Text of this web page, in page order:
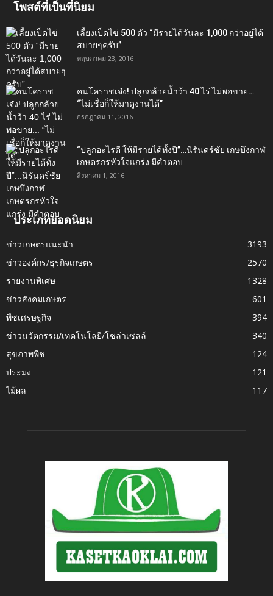
โพสต์ที่เป็นที่นิยม
เลี้ยงเป็ดไข่ 500 ตัว “มีรายได้วันละ 1,000 กว่าอยู่ได้
สบายๆครับ”
พฤษภาคม 23, 2016
คนโคราชเจ๋ง! ปลูกกล้วยน้ำว้า 40 ไร่ ไม่พอขาย…
“ไม่เชื่อก็ให้มาดูงานได้”‬
กรกฎาคม 11, 2016
“ปลูกอะไรดี ให้มีรายได้ทั้งปี”…นิรันดร์ชัย เกษบึงกาฬ
เกษตรกรหัวใจแกร่ง มีคำตอบ
สิงหาคม 1, 2016
ประเภทยอดนิยม
ข่าวเกษตรแนะนำ
3193
ข่าวองค์กร/ธุรกิจเกษตร
2570
รายงานพิเศษ
1328
ข่าวสังคมเกษตร
601
พืชเศรษฐกิจ
394
ข่าวนวัตกรรม/เทคโนโลยี/โซล่าเซลล์
340
สุขภาพพืช
124
ประมง
121
ไม้ผล
117